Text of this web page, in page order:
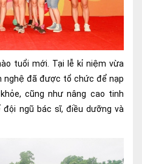
OFFICE
TRA CỨU HỒ SƠ
tuổi mới. Tại lễ kỉ niệm vừa
nghệ đã được tổ chức để nạp
cũng như nâng cao tinh
ngũ bác sĩ, điều dưỡng và